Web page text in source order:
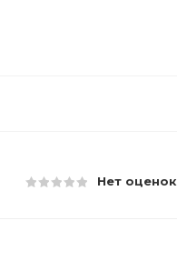
Нет оценок